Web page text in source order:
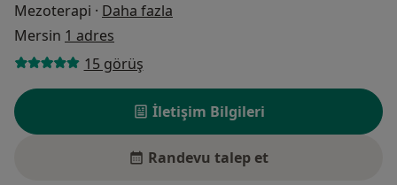
Mezoterapi · Daha fazla
Mersin 1 adres
15 görüş
İletişim Bilgileri
Randevu talep et